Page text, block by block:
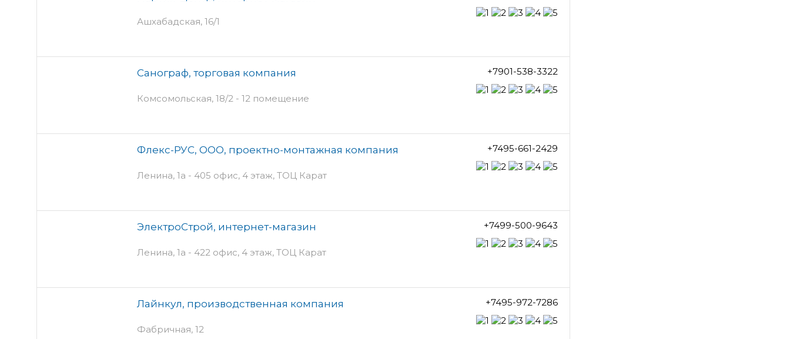
Ашхабадская, 16/1
Санограф, торговая компания
Комсомольская, 18/2 - 12 помещение
+7901-538-3322
Флекс-РУС, ООО, проектно-монтажная компания
Ленина, 1а - 405 офис, 4 этаж, ТОЦ Карат
+7495-661-2429
ЭлектроСтрой, интернет-магазин
Ленина, 1а - 422 офис, 4 этаж, ТОЦ Карат
+7499-500-9643
Лайнкул, производственная компания
Фабричная, 12
+7495-972-7286